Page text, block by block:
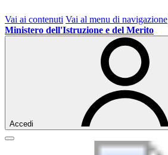
Vai ai contenuti Vai al menu di navigazione
Ministero dell'Istruzione e del Merito
Accedi